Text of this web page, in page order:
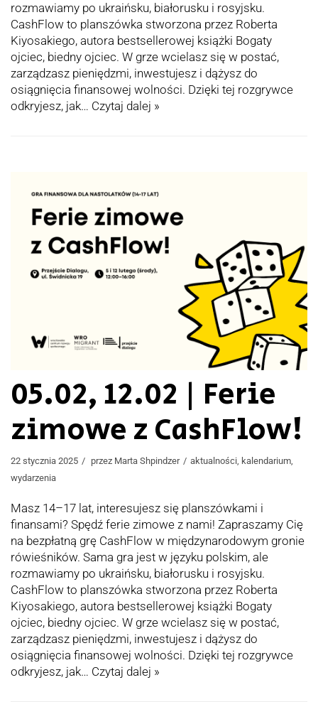
rozmawiamy po ukraińsku, białorusku i rosyjsku.
CashFlow to planszówka stworzona przez Roberta
Kiyosakiego, autora bestsellerowej książki Bogaty
ojciec, biedny ojciec. W grze wcielasz się w postać,
zarządzasz pieniędzmi, inwestujesz i dążysz do
osiągnięcia finansowej wolności. Dzięki tej rozgrywce
odkryjesz, jak… Czytaj dalej »
05.02, 12.02 | Ferie
zimowe z CashFlow!
22 stycznia 2025 przez Marta Shpindzer aktualności kalendarium
wydarzenia
Masz 14–17 lat, interesujesz się planszówkami i
finansami? Spędź ferie zimowe z nami! Zapraszamy Cię
na bezpłatną grę CashFlow w międzynarodowym gronie
rówieśników. Sama gra jest w języku polskim, ale
rozmawiamy po ukraińsku, białorusku i rosyjsku.
CashFlow to planszówka stworzona przez Roberta
Kiyosakiego, autora bestsellerowej książki Bogaty
ojciec, biedny ojciec. W grze wcielasz się w postać,
zarządzasz pieniędzmi, inwestujesz i dążysz do
osiągnięcia finansowej wolności. Dzięki tej rozgrywce
odkryjesz, jak… Czytaj dalej »